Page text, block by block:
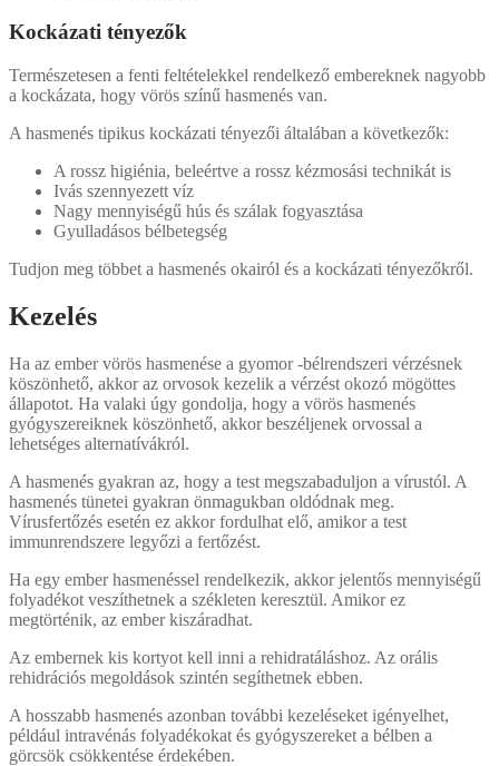
Kockázati tényezők
Természetesen a fenti feltételekkel rendelkező embereknek nagyobb
a kockázata, hogy vörös színű hasmenés van.
A hasmenés tipikus kockázati tényezői általában a következők:
A rossz higiénia, beleértve a rossz kézmosási technikát is
Ivás szennyezett víz
Nagy mennyiségű hús és szálak fogyasztása
Gyulladásos bélbetegség
Tudjon meg többet a hasmenés okairól és a kockázati tényezőkről.
Kezelés
Ha az ember vörös hasmenése a gyomor -bélrendszeri vérzésnek
köszönhető, akkor az orvosok kezelik a vérzést okozó mögöttes
állapotot. Ha valaki úgy gondolja, hogy a vörös hasmenés
gyógyszereiknek köszönhető, akkor beszéljenek orvossal a
lehetséges alternatívákról.
A hasmenés gyakran az, hogy a test megszabaduljon a vírustól. A
hasmenés tünetei gyakran önmagukban oldódnak meg.
Vírusfertőzés esetén ez akkor fordulhat elő, amikor a test
immunrendszere legyőzi a fertőzést.
Ha egy ember hasmenéssel rendelkezik, akkor jelentős mennyiségű
folyadékot veszíthetnek a székleten keresztül. Amikor ez
megtörténik, az ember kiszáradhat.
Az embernek kis kortyot kell inni a rehidratáláshoz. Az orális
rehidrációs megoldások szintén segíthetnek ebben.
A hosszabb hasmenés azonban további kezeléseket igényelhet,
például intravénás folyadékokat és gyógyszereket a bélben a
görcsök csökkentése érdekében.